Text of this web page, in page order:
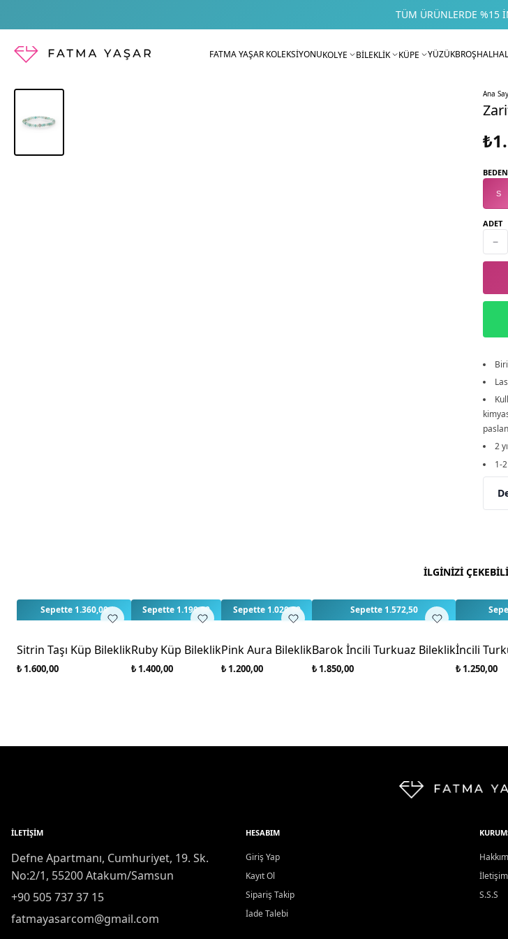
TÜM ÜRÜNLERDE %15
FATMA YAŞAR KOLEKSİYONUKOLYE BİLEKLİK KÜPE YÜZÜKBROŞHALHAL
Ana
BEDEN
S
ADET
−
2
1-
İLGİNİZİ
Sepette 1.360,00
Sitrin Taşı Küp Bileklik
₺ 1.600,00
Sepette 1.190,00
Ruby Küp Bileklik
₺ 1.400,00
Sepette 1.020,00
Pink Aura Bileklik
₺ 1.200,00
Sepette 1.572,50
Barok İncili Turkuaz Bileklik
₺ 1.850,00
İncili
₺ 1.250,00
İLETIŞIM
Defne Apartmanı, Cumhuriyet, 19. Sk.
No:2/1, 55200 Atakum/Samsun
+90 505 737 37 15
fatmayasarcom@gmail.com
HESABIM
Giriş Yap
Kayıt Ol
Sipariş Takip
İade Talebi
İletişim
S.S.S